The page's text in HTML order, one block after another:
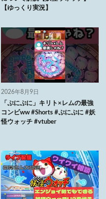
【ゆっくり実況】
2026年8月9日
「ぷにぷに」キリト×レムの最強
コンビww #Shorts #ぷにぷに #妖
怪ウォッチ #vtuber